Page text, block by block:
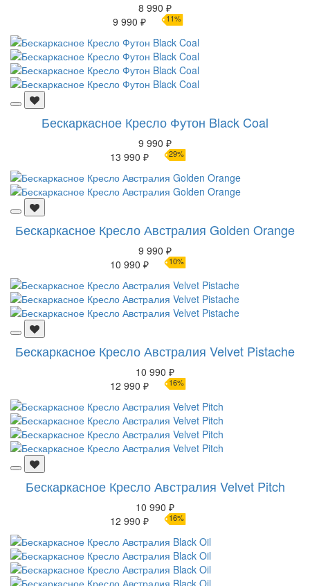
8 990 ₽
9 990 ₽
11%
Бескаркасное Кресло Футон Black Coal
9 990 ₽
13 990 ₽
29%
Бескаркасное Кресло Австралия Golden Orange
9 990 ₽
10 990 ₽
10%
Бескаркасное Кресло Австралия Velvet Pistache
10 990 ₽
12 990 ₽
16%
Бескаркасное Кресло Австралия Velvet Pitch
10 990 ₽
12 990 ₽
16%